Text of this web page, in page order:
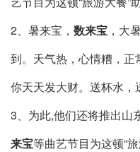
2、暑来宝， 数来宝 ，大
到。天气热，心情糟，
你天天发大财。送杯水，
3、为此,他们还将推出山
来宝等曲艺节目为这顿“旅